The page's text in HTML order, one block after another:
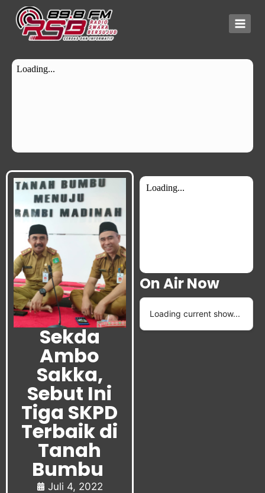
Sekda
Ambo
Sakka,
Sebut Ini
Tiga SKPD
Terbaik di
Tanah
Bumbu
Juli 4, 2022
On Air Now
Loading current show...